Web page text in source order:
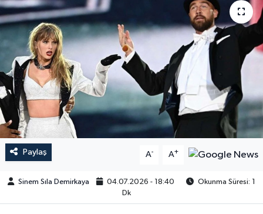
Paylaş A- A+
Sinem Sıla Demirkaya 04.07.2026 - 18:40
Okunma Süresi: 1
Dk